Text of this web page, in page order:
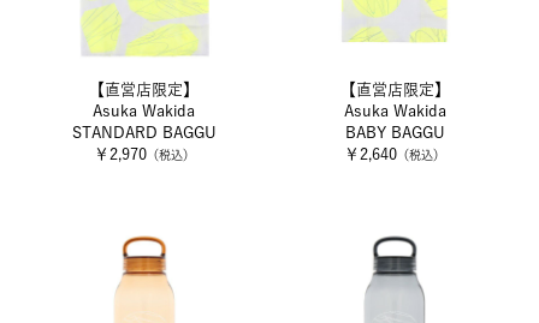
【直営店限定】
Asuka Wakida
STANDARD BAGGU
￥2,970（税込）
【直営店限定】
Asuka Wakida
BABY BAGGU
￥2,640 （税込）